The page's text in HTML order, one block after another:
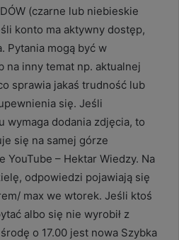
(czarne lub niebieskie
konto ma aktywny dostęp,
Pytania mogą być w
na inny temat np. aktualnej
sprawia jakaś trudność lub
się. Jeśli
wymaga dodania zdjęcia, to
się na samej górze
YouTube – Hektar Wiedzy. Na
odpowiedzi pojawiają się
max we wtorek. Jeśli ktoś
albo się nie wyrobił z
o 17.00 jest nowa Szybka